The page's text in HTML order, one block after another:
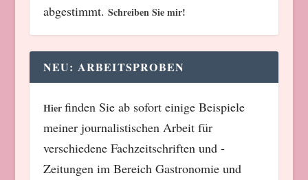
abgestimmt. Schreiben Sie mir!
NEU: ARBEITSPROBEN
Hierfinden Sie ab sofort einige Beispiele
meiner journalistischen Arbeit für
verschiedene Fachzeitschriften und -
Zeitungen im Bereich Gastronomie und